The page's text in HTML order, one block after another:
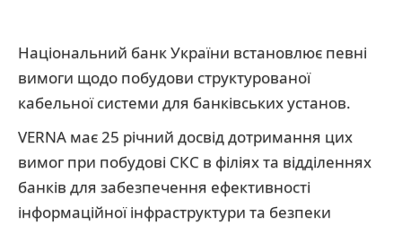
Національний банк України встановлює певні
вимоги щодо побудови структурованої
кабельної системи для банківських установ.
VERNA має 25 річний досвід дотримання цих
вимог при побудові СКС в філіях та відділеннях
банків для забезпечення ефективності
інформаційної інфраструктури та безпеки